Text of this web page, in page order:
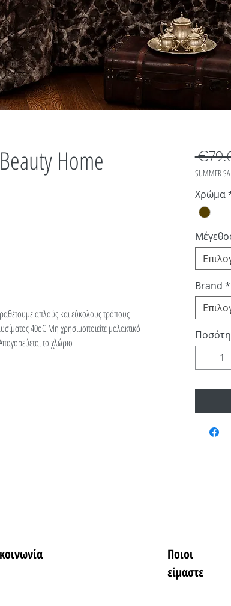
Home
απλούς και εύκολους τρόπους
40οC Μη χρησιμοποιείτε μαλακτικό
το χλώριο
SUMMER
Χρώμα
Brand *
Ποιοι
είμαστε